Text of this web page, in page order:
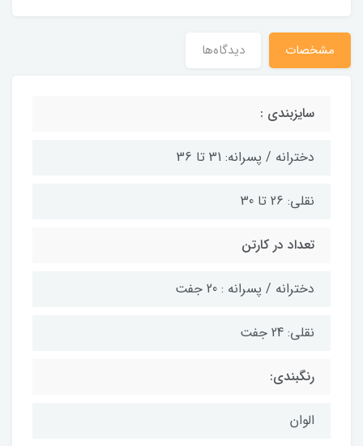
مشخصات دیدگاه‌ها
سایزبندی :
دخترانه / پسرانه: 31 تا 36
نقلی: 26 تا 30
تعداد در کارتن
دخترانه / پسرانه : 20 جفت
نقلی: 24 جفت
رنگبندی:
الوان